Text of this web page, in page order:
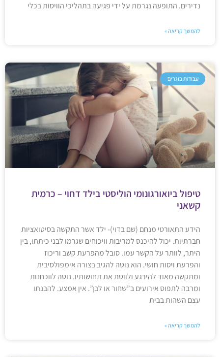
נדירים. התופעה נגרמת על ידי פגיעה בתהליכי הוויסות בכלי
להמשך קריאה »
עבודות בוגרים
טיפול ביואורגונומי הוליסטי בילד דחוי – כרמית
קשאני
הידע התאורטי מנחם (שם בדוי)- ילד אשר התקשה בסיטואציות
חברתיות. יכול להיכנס למריבות וויכוחים שגרמו לבני כיתתו, בין
היתר, לוותר על הקשר עמו. סובל מהפרעת קשב וריכוז
והפרעת ויסות חושי. הוא נוטה להגיב בצורה אימפולסיבית
ומתקשה מאוד להירגע ולווסת את תחושותיו. נוטה לווכחנות
ומרבה לתפוס אירועים ב”שחור או לבן”. אין אמצע. להבנתו
עצם השהות בבית
להמשך קריאה »